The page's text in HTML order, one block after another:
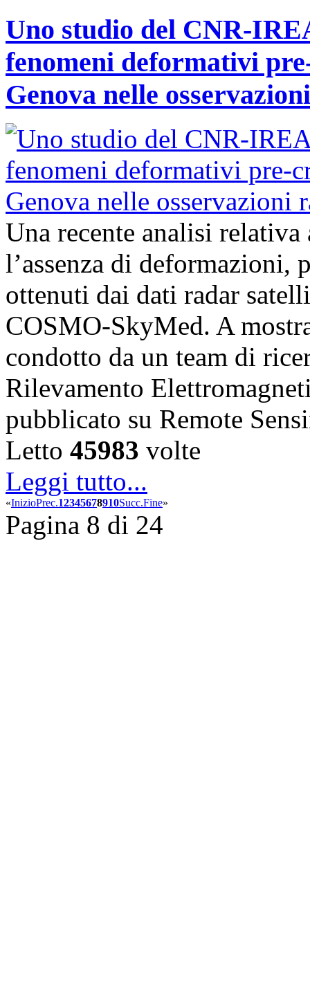
Uno studio del CNR-
fenomeni deformativi
Genova nelle
Una recente analisi
l’assenza di
ottenuti dai dati radar
COSMO-SkyMed. A
condotto da un team di
Rilevamento
pubblicato su Remote
Letto 45983 volte
Leggi tutto...
«InizioPrec.12345678910Succ.Fine»
Pagina 8 di 24